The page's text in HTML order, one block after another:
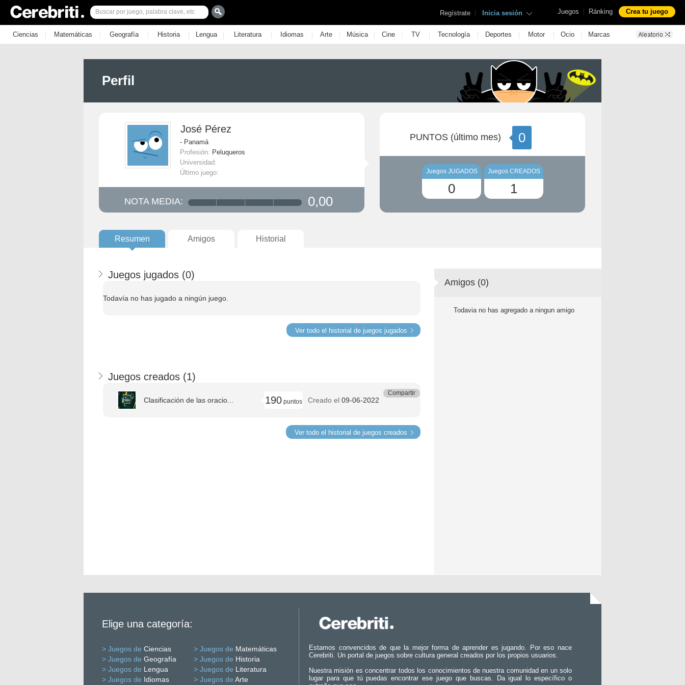
Juegos | Ránking Crea tu juego
Regístrate | Inicia sesión
Ciencias | Matemáticas | Geografía | Historia | Lengua | Literatura | Idiomas | Arte | Música | Cine | TV | Tecnología | Deportes | Motor | Ocio | Marcas
Perfil
José Pérez
- Panamá
Profesión: Peluqueros
Universidad:
Último juego:
NOTA MEDIA: 0,00
PUNTOS (último mes) 0
Juegos JUGADOS
0
Juegos CREADOS
1
Resumen Amigos Historial
Juegos jugados (0)
Todavía no has jugado a ningún juego.
Ver todo el historial de juegos jugados
Juegos creados (1)
Clasificación de las oracio... 190puntos Creado el 09-06-2022
Compartir
Ver todo el historial de juegos creados
Amigos (0)
Todavia no has agregado a ningun amigo
Elige una categoría:
> Juegos de Ciencias > Juegos de Matemáticas
> Juegos de Geografía > Juegos de Historia
> Juegos de Lengua > Juegos de Literatura
> Juegos de Idiomas > Juegos de Arte
Estamos convencidos de que la mejor forma de aprender es jugando. Por eso nace
Cerebriti. Un portal de juegos sobre cultura general creados por los propios usuarios.
Nuestra misión es concentrar todos los conocimientos de nuestra comunidad en un solo
lugar para que tú puedas encontrar ese juego que buscas. Da igual lo específico o